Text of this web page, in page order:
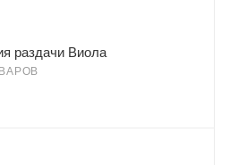
раздачи Виола